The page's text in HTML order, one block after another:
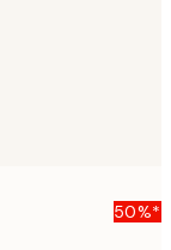
50%*